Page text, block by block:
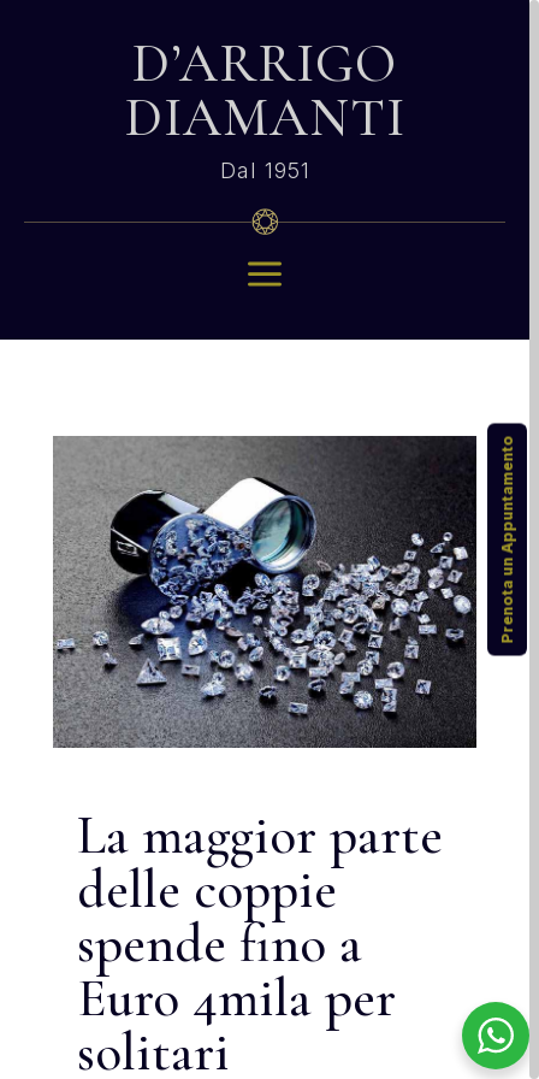
D’ARRIGO
DIAMANTI
Dal 1951
a
La maggior parte
delle coppie
spende fino a
Euro 4mila per
solitari
Prenota un Appuntamento